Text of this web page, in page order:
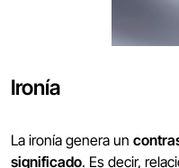
Ironía
La ironía genera un
significado. Es decir,